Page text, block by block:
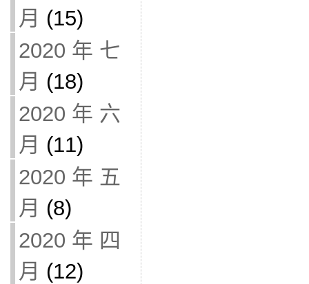
月 (15)
2020 年 七
月 (18)
2020 年 六
月 (11)
2020 年 五
月 (8)
2020 年 四
月 (12)